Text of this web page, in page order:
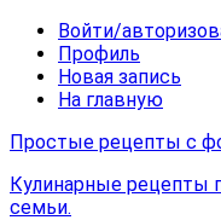
Войти/
Профиль
Новая запись
На главную
Простые рецепты с
Кулинарные рецепты
семьи.